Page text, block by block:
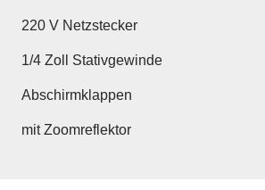
220 V Netzstecker
1/4 Zoll Stativgewinde
Abschirmklappen
mit Zoomreflektor